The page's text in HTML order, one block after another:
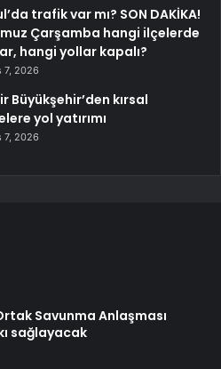
trafik var mı? SON DAKİKA!
Çarşamba hangi ilçelerde
hangi yollar kapalı?
7, 2026
Büyükşehir’den kırsal
yol yatırımı
7, 2026
Savunma Anlaşması
sağlayacak